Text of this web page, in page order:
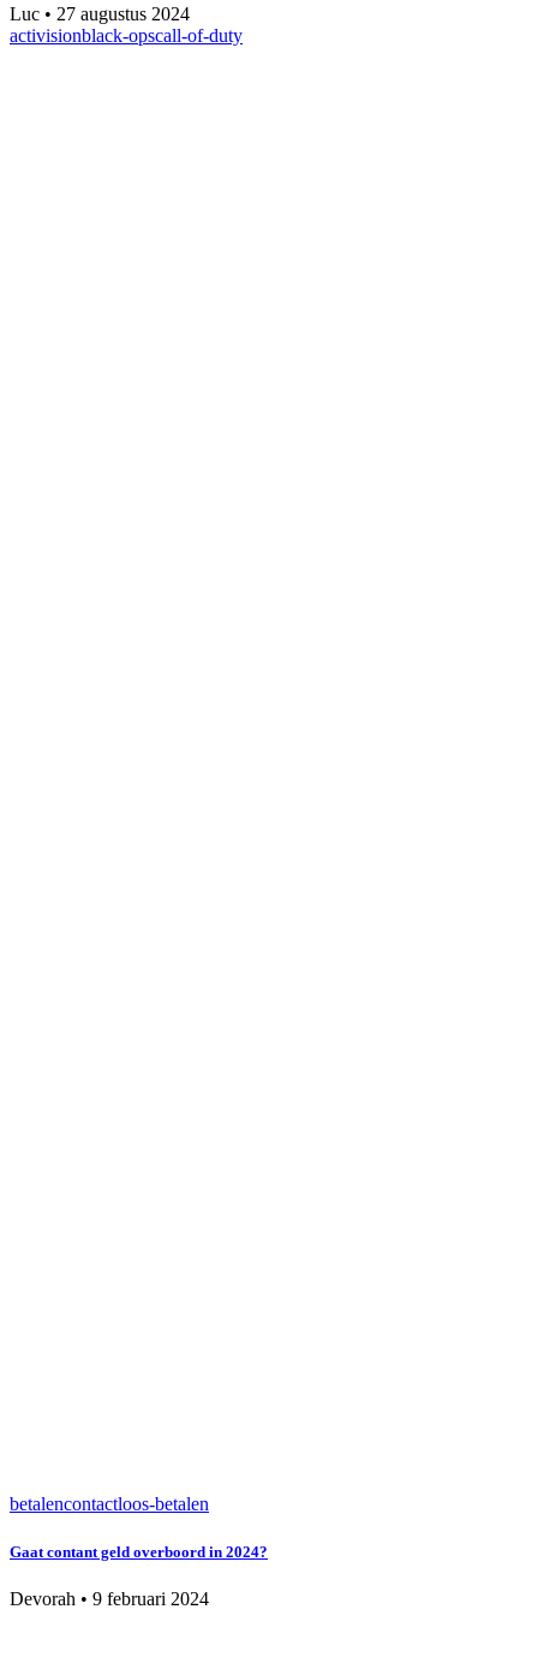
Luc • 27 augustus 2024
activisionblack-opscall-of-duty
betalencontactloos-betalen
Gaat contant geld overboord in 2024?
Devorah • 9 februari 2024